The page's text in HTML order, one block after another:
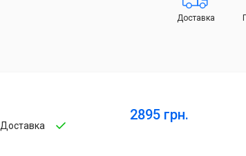
Доставка
Доставка
2895 грн.